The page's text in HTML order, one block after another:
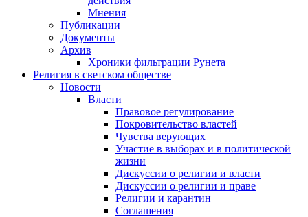
Мнения
Публикации
Документы
Архив
Хроники фильтрации Рунета
Религия в светском обществе
Новости
Власти
Правовое регулирование
Покровительство властей
Чувства верующих
Участие в выборах и в политической
жизни
Дискуссии о религии и власти
Дискуссии о религии и праве
Религии и карантин
Соглашения